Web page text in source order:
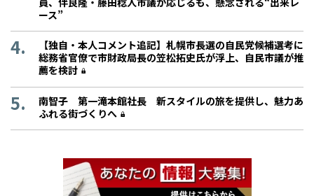
ース”
【独自・本人コメント追記】札幌市長選の自民党候補選考に
総務省官僚で市財政局長の笠松拓史氏が浮上、自民市議が推
薦を検討
南智子 第一滝本館社長 新スタイルの旅を提供し、魅力あ
ふれる街づくりへ